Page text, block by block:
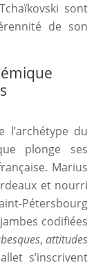
sont
de son
l’archétype du
plonge ses
Marius
et nourri
Pétersbourg
codifiées
,attitudes
s’inscrivent